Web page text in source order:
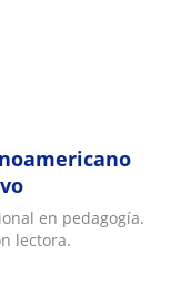
en pedagogía.
lectora.